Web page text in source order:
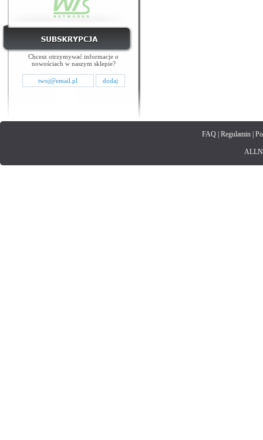
Chcesz otrzymywać informacje o
nowościach w naszym sklepie?
FAQ| Regulamin|